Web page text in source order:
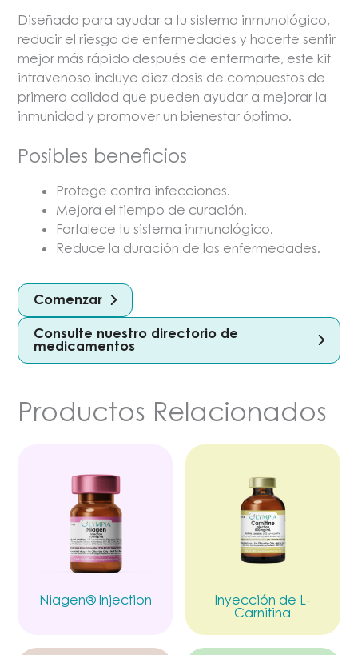
Diseñado para ayudar a tu sistema inmunológico,
reducir el riesgo de enfermedades y hacerte sentir
mejor más rápido después de enfermarte, este kit
intravenoso incluye diez dosis de compuestos de
primera calidad que pueden ayudar a mejorar la
inmunidad y promover un bienestar óptimo.
Posibles beneficios
Protege contra infecciones.
Mejora el tiempo de curación.
Fortalece tu sistema inmunológico.
Reduce la duración de las enfermedades.
Comenzar
Consulte nuestro directorio de
medicamentos
Productos Relacionados
Niagen® Injection
Inyección de L-
Carnitina